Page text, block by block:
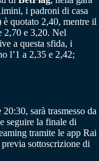
i padroni di casa
quotato 2,40, mentre il
2,70 e 3,20. Nel
a questa sfida, i
l’1 a 2,35 e 2,42;
sarà trasmesso da
seguire la finale di
tramite le app Rai
sottoscrizione di